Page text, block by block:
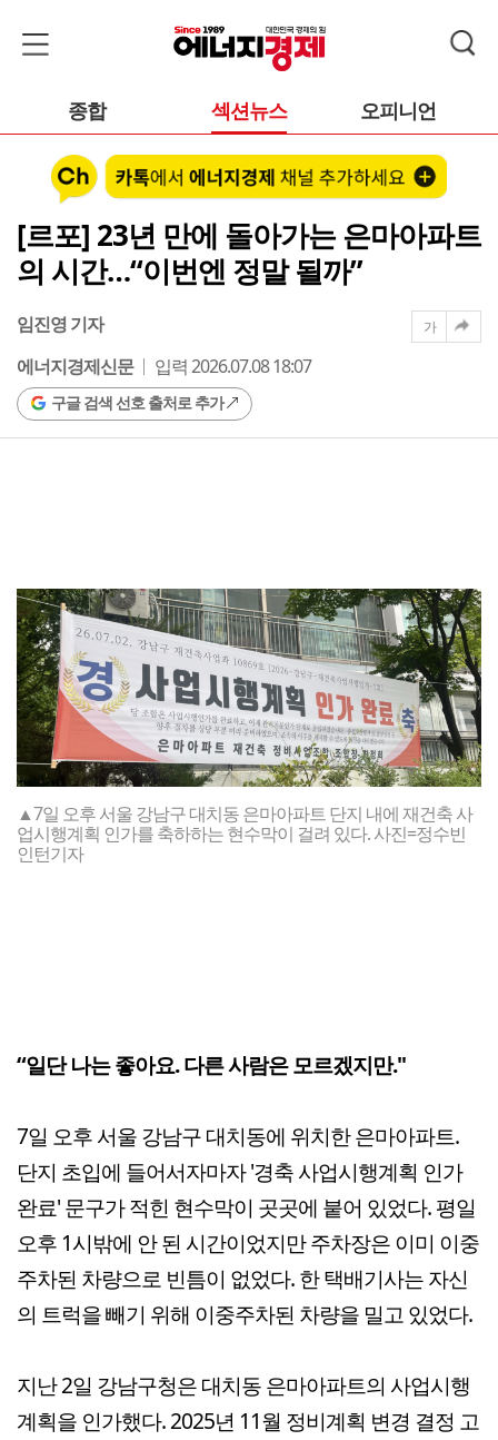
종합 섹션뉴스 오피니언
[르포] 23년 만에 돌아가는 은마아파트
의 시간…“이번엔 정말 될까”
임진영 기자
에너지경제신문
입력 2026.07.08 18:07
구글 검색 선호 출처로 추가
가
▲7일 오후 서울 강남구 대치동 은마아파트 단지 내에 재건축 사
업시행계획 인가를 축하하는 현수막이 걸려 있다. 사진=정수빈
인턴기자
“일단 나는 좋아요. 다른 사람은 모르겠지만."
7일 오후 서울 강남구 대치동에 위치한 은마아파트.
단지 초입에 들어서자마자 '경축 사업시행계획 인가
완료' 문구가 적힌 현수막이 곳곳에 붙어 있었다. 평일
오후 1시밖에 안 된 시간이었지만 주차장은 이미 이중
주차된 차량으로 빈틈이 없었다. 한 택배기사는 자신
의 트럭을 빼기 위해 이중주차된 차량을 밀고 있었다.
지난 2일 강남구청은 대치동 은마아파트의 사업시행
계획을 인가했다. 2025년 11월 정비계획 변경 결정 고